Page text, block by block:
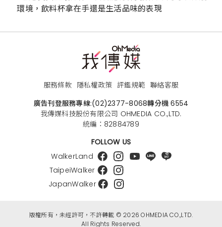
環境，飲料杯拿在手還是生活品味的表現
服務條款 隱私權政策 評鑑規範 聯絡客服
廣告刊登服務專線:(02)2377-8068轉分機 6554
我傳媒科技股份有限公司 OHMEDIA CO.,LTD.
統編：82884789
FOLLOW US
WalkerLand
TaipeiWalker
JapanWalker
版權所有，未經許可，不許轉載 © 2026 OHMEDIA CO.,LTD.
All Rights Reserved.